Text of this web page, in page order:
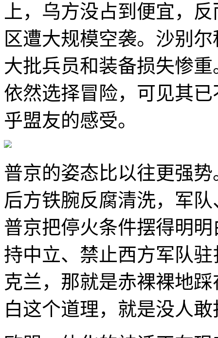
上，乌方没占到便宜，
区遭大规模空袭。沙别
大批兵员和装备损失惨
依然选择冒险，可见其
乎盟友的感受。
普京的姿态比以往更强
后方铁腕反腐清洗，军
普京把停火条件摆得明
持中立、禁止西方军队
克兰，那就是赤裸裸地
白这个道理，就是没人